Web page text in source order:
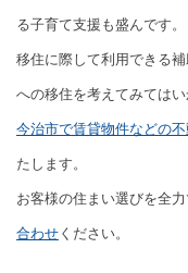
る子育て支援も盛んです。
移住に際して利用できる
への移住を考えてみてはい
今治市で賃貸物件などの
たします。
お客様の住まい選びを全
合わせ ください。